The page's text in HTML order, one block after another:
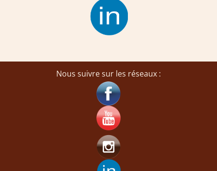
Nous suivre sur les réseaux :